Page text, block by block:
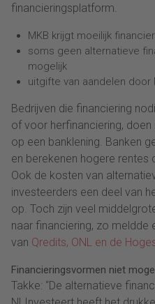
financieringsplatform.
MKB krijgt moeilijk
soms geen alternatieve
mogelijk
uitgifte van aandelen door
Bedrijven die financiering
of voor herfinanciering,
op een banklening. Banken
en berekenen hogere rentes
Ook de kosten van
investeerders een deel van
op. Toch zijn veel
naar financiering, zo meldde
van Qredits, ONL en de
Financieringsvormen niet
Takke: “De alternatieve